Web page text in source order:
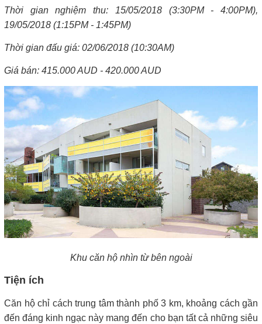
Thời gian nghiệm thu: 15/05/2018 (3:30PM - 4:00PM),
19/05/2018 (1:15PM - 1:45PM)
Thời gian đấu giá: 02/06/2018 (10:30AM)
Giá bán: 415.000 AUD - 420.000 AUD
Khu căn hộ nhìn từ bên ngoài
Tiện ích
Căn hộ chỉ cách trung tâm thành phố 3 km, khoảng cách gần
đến đáng kinh ngạc này mang đến cho bạn tất cả những siêu